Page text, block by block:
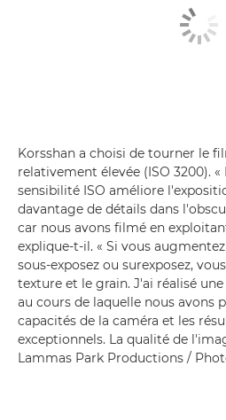
Korsshan a choisi de tourner le
relativement élevée (ISO 3200).
sensibilité ISO améliore
davantage de détails dans
car nous avons filmé en
explique-t-il. « Si vous
sous-exposez ou surexposez,
texture et le grain. J'ai réalisé
au cours de laquelle nous avons
capacités de la caméra et les
exceptionnels. La qualité de
Lammas Park Productions /